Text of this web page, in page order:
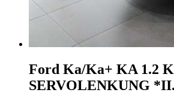
Ford Ka/Ka+ KA 1.2
SERVOLENKUNG